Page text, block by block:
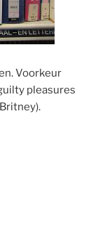
Voorkeur
pleasures